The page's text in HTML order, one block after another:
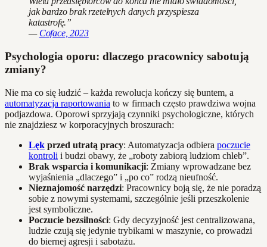
jak bardzo brak rzetelnych danych przyspiesza
katastrofę.”
— Coface, 2023
Psychologia oporu: dlaczego pracownicy sabotują
zmiany?
Nie ma co się łudzić – każda rewolucja kończy się buntem, a
automatyzacja raportowania to w firmach często prawdziwa wojna
podjazdowa. Oporowi sprzyjają czynniki psychologiczne, których
nie znajdziesz w korporacyjnych broszurach:
Lęk przed utratą pracy: Automatyzacja odbiera poczucie
kontroli i budzi obawy, że „roboty zabiorą ludziom chleb”.
Brak wsparcia i komunikacji: Zmiany wprowadzane bez
wyjaśnienia „dlaczego” i „po co” rodzą nieufność.
Nieznajomość narzędzi: Pracownicy boją się, że nie poradzą
sobie z nowymi systemami, szczególnie jeśli przeszkolenie
jest symboliczne.
Poczucie bezsilności: Gdy decyzyjność jest centralizowana,
ludzie czują się jedynie trybikami w maszynie, co prowadzi
do biernej agresji i sabotażu.